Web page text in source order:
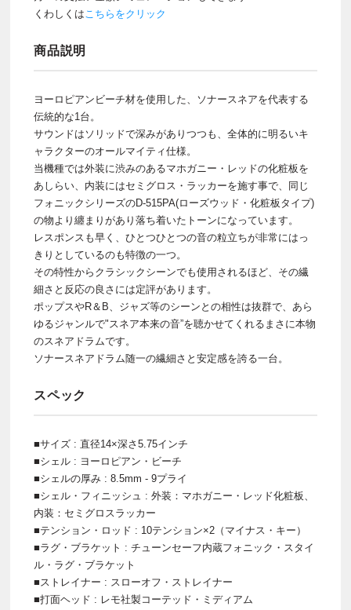
くわしくはこちらをクリック
商品説明
ヨーロピアンビーチ材を使用した、ソナースネアを代表する
伝統的な1台。
サウンドはソリッドで深みがありつつも、全体的に明るいキ
ャラクターのオールマイティ仕様。
当機種では外装に渋みのあるマホガニー・レッドの化粧板を
あしらい、内装にはセミグロス・ラッカーを施す事で、同じ
フォニックシリーズのD-515PA(ローズウッド・化粧板タイプ)
の物より纏まりがあり落ち着いたトーンになっています。
レスポンスも早く、ひとつひとつの音の粒立ちが非常にはっ
きりとしているのも特徴の一つ。
その特性からクラシックシーンでも使用されるほど、その繊
細さと反応の良さには定評があります。
ポップスやR＆B、ジャズ等のシーンとの相性は抜群で、あら
ゆるジャンルで"スネア本来の音”を聴かせてくれるまさに本物
のスネアドラムです。
ソナースネアドラム随一の繊細さと安定感を誇る一台。
スペック
■サイズ : 直径14×深さ5.75インチ
■シェル : ヨーロピアン・ビーチ
■シェルの厚み : 8.5mm - 9プライ
■シェル・フィニッシュ : 外装：マホガニー・レッド化粧板、
内装：セミグロスラッカー
■テンション・ロッド : 10テンション×2（マイナス・キー）
■ラグ・ブラケット : チューンセーフ内蔵フォニック・スタイ
ル・ラグ・ブラケット
■ストレイナー : スローオフ・ストレイナー
■打面ヘッド : レモ社製コーテッド・ミディアム